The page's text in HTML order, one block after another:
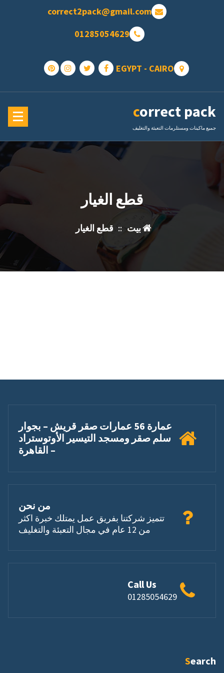
correct2pack@gmail.com
01285054629
EGYPT - CAIRO
correct pack
جميع ماكينات ومستلرمات التعبئة والتغليف
قطع الغيار
بيت :: قطع الغيار
عمارة 56 عمارات صقر قريش – بجوار
سلم صقر ومسجد التيسير الأوتوستراد
– القاهرة
من نحن
تتميز شركتنا بفريق عمل يمتلك خبرة اكثر
من 12 عام في مجال التعبئة والتغليف
Call Us
01285054629
Search